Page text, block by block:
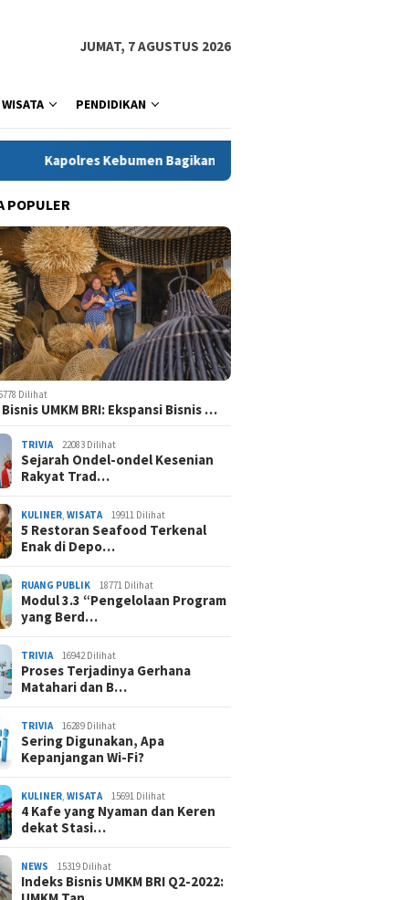
JUMAT, 7 AGUSTUS 2026
WISATA PENDIDIKAN
Bagikan Perlengkapan Sekolah untuk 15 Siswa di Sempor
POPULER
Dilihat
UMKM BRI: Ekspansi Bisnis …
TRIVIA 22083 Dilihat
Sejarah Ondel-ondel Kesenian
Rakyat Trad…
KULINER ,WISATA 19911 Dilihat
5 Restoran Seafood Terkenal
Enak di Depo…
RUANG PUBLIK 18771 Dilihat
Modul 3.3 “Pengelolaan Program
yang Berd…
TRIVIA 16942 Dilihat
Proses Terjadinya Gerhana
Matahari dan B…
TRIVIA 16289 Dilihat
Sering Digunakan, Apa
Kepanjangan Wi-Fi?
KULINER ,WISATA 15691 Dilihat
4 Kafe yang Nyaman dan Keren
dekat Stasi…
NEWS 15319 Dilihat
Indeks Bisnis UMKM BRI Q2-2022: